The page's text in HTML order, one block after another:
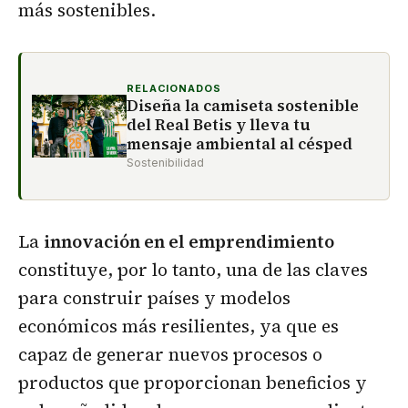
más sostenibles.
RELACIONADOS
Diseña la camiseta sostenible
del Real Betis y lleva tu
mensaje ambiental al césped
Sostenibilidad
La innovación en el emprendimiento
constituye, por lo tanto, una de las claves
para construir países y modelos
económicos más resilientes, ya que es
capaz de generar nuevos procesos o
productos que proporcionan beneficios y